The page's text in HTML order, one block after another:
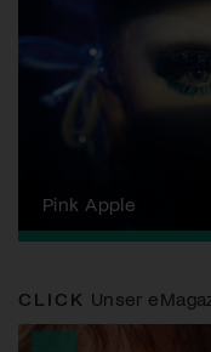
Zurich Film Festival
Pink Apple
Locarno Film
Human Rights Film
Yesh! Neues aus
Neuchâtel
Visions du Réel
Berlinale
Solothurner Filmtage
Geneva
CLICK Unser